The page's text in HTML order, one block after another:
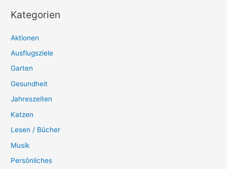
Kategorien
Aktionen
Ausflugsziele
Garten
Gesundheit
Jahreszeiten
Katzen
Lesen / Bücher
Musik
Persönliches